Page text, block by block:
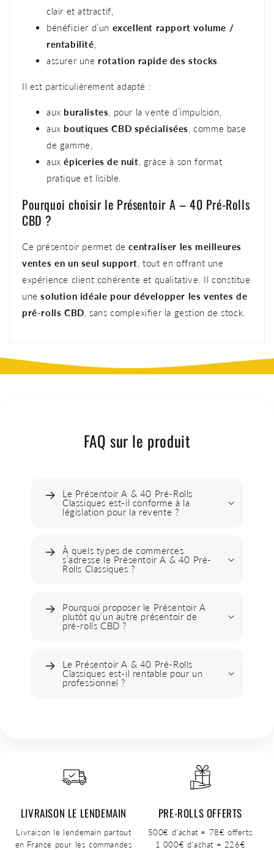
clair et attractif,
bénéficier d’un excellent rapport volume /
rentabilité
assurer une rotation rapide des stocks
Il est particulièrement adapté :
aux buralistes , pour la vente d’impulsion,
aux boutiques CBD spécialisées , comme base
de gamme,
auxépiceries de nuit , grâce à son format
pratique et lisible.
Pourquoi choisir le Présentoir A – 40 Pré-Rolls
CBD ?
Ce présentoir permet decentraliser les meilleures
ventes en un seul support , tout en offrant une
expérience client cohérente et qualitative. Il constitue
unesolution idéale pour développer les ventes de
pré-rolls CBD , sans complexifier la gestion de stock.
FAQ sur le produit
Le Présentoir A & 40 Pré-Rolls
Classiques est-il conforme à la
législation pour la revente ?
À quels types de commerces
s’adresse le Présentoir A & 40 Pré-
Rolls Classiques ?
Pourquoi proposer le Présentoir A
plutôt qu’un autre présentoir de
pré-rolls CBD ?
Le Présentoir A & 40 Pré-Rolls
Classiques est-il rentable pour un
professionnel ?
LIVRAISON LE LENDEMAIN
Livraison le lendemain partout
en France pour les commandes
PRE-ROLLS OFFERTS
500€ d'achat = 78€ offerts
1 000€ d'achat = 226€